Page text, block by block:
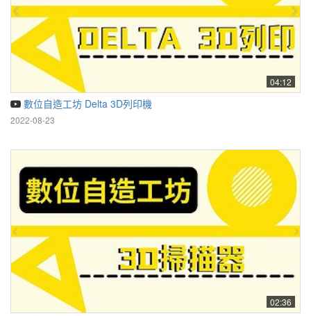
04:12
數位自造工坊 Delta 3D列印機
2022-08-23
02:36